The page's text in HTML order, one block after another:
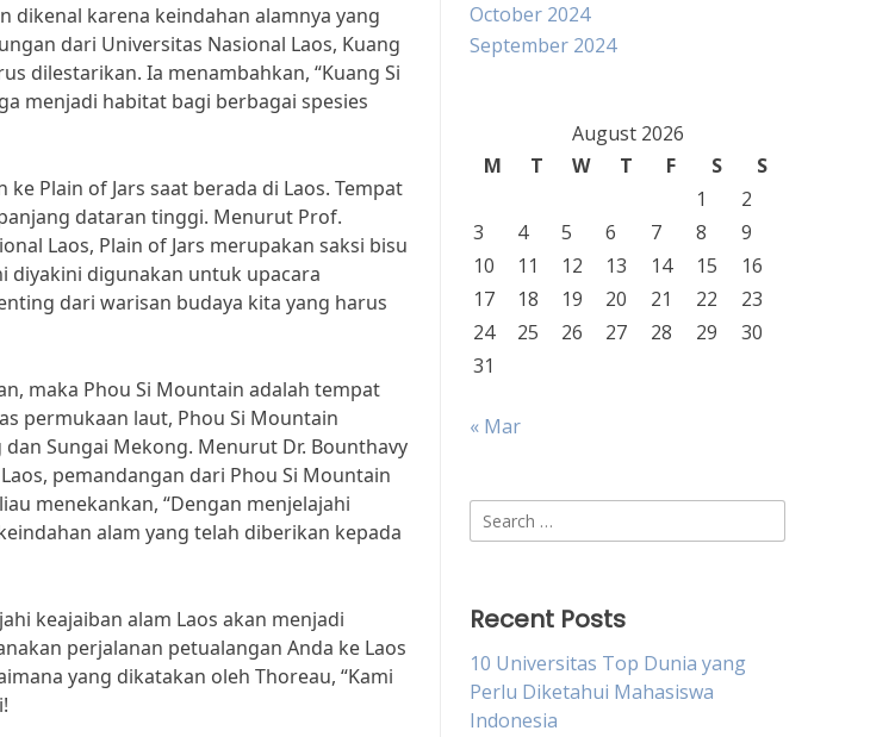
karena keindahan alamnya yang
dari Universitas Nasional Laos, Kuang
dilestarikan. Ia menambahkan, “Kuang Si
menjadi habitat bagi berbagai spesies
Plain of Jars saat berada di Laos. Tempat
dataran tinggi. Menurut Prof.
Laos, Plain of Jars merupakan saksi bisu
diyakini digunakan untuk upacara
dari warisan budaya kita yang harus
maka Phou Si Mountain adalah tempat
permukaan laut, Phou Si Mountain
Sungai Mekong. Menurut Dr. Bounthavy
pemandangan dari Phou Si Mountain
menekankan, “Dengan menjelajahi
alam yang telah diberikan kepada
keajaiban alam Laos akan menjadi
perjalanan petualangan Anda ke Laos
yang dikatakan oleh Thoreau, “Kami
October 2024
September 2024
August 2026
M
T W T F S
S
1
2
3
4 5 6 7 8
9
10
11 12 13 14 15
16
17
18 19 20 21 22
23
24
25 26 27 28 29
30
31
« Mar
Search
for:
Recent Posts
10 Universitas Top Dunia yang
Perlu Diketahui Mahasiswa
Indonesia